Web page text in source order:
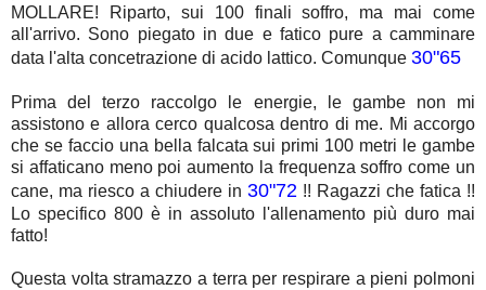
MOLLARE! Riparto, sui 100 finali soffro, ma mai come
all'arrivo. Sono piegato in due e fatico pure a camminare
data l'alta concetrazione di acido lattico. Comunque 30"65
Prima del terzo raccolgo le energie, le gambe non mi
assistono e allora cerco qualcosa dentro di me. Mi accorgo
che se faccio una bella falcata sui primi 100 metri le gambe
si affaticano meno poi aumento la frequenza soffro come un
cane, ma riesco a chiudere in 30"72 !! Ragazzi che fatica !!
Lo specifico 800 è in assoluto l'allenamento più duro mai
fatto!
Questa volta stramazzo a terra per respirare a pieni polmoni